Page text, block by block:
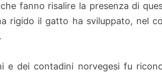
fanno risalire la presenza di
rigido il gatto ha sviluppato, nel
e dei contadini norvegesi fu